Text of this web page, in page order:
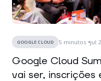
GOOGLE CLOUD 5 minutos jul
Google Cloud
vai ser, inscrições